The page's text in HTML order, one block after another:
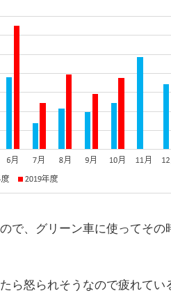
で、グリーン車に使ってそ
ら怒られそうなので疲れて